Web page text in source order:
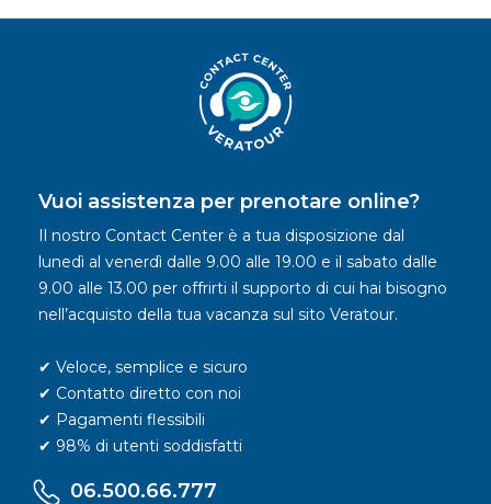
Vuoi assistenza per prenotare online?
Il nostro Contact Center è a tua disposizione dal
lunedì al venerdì dalle 9.00 alle 19.00 e il sabato dalle
9.00 alle 13.00 per offrirti il supporto di cui hai bisogno
nell’acquisto della tua vacanza sul sito Veratour.
✔ Veloce, semplice e sicuro
✔ Contatto diretto con noi
✔ Pagamenti flessibili
✔ 98% di utenti soddisfatti
06.500.66.777